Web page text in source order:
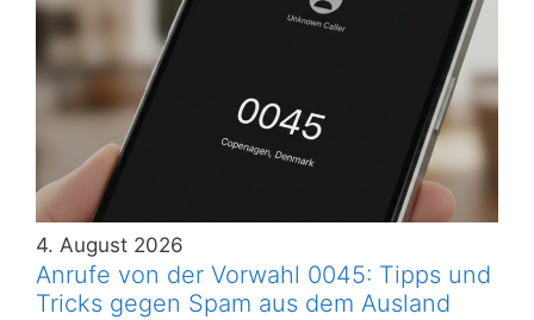
4. August 2026
Anrufe von der Vorwahl 0045: Tipps und
Tricks gegen Spam aus dem Ausland